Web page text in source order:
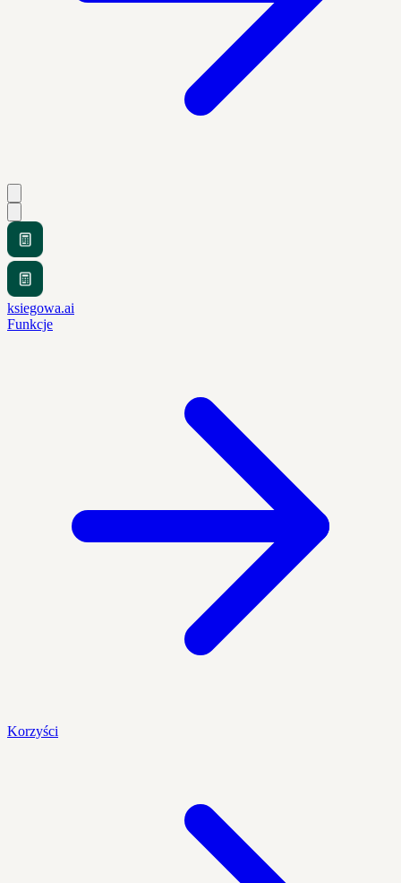
ksiegowa.ai
Funkcje
Korzyści